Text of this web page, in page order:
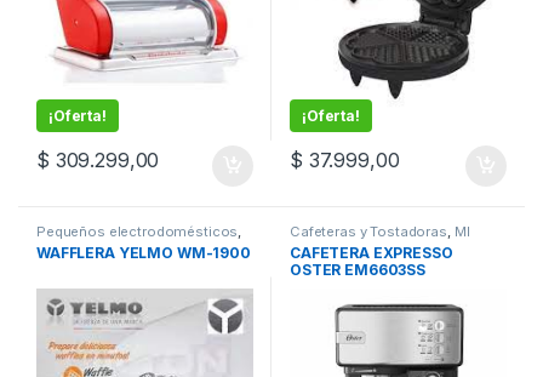
¡Oferta!
$ 309.299,00
¡Oferta!
$ 37.999,00
Pequeños electrodomésticos
Sandwicheras y Wafleras
WAFFLERA YELMO WM-1900
Cafeteras y Tostadoras MI
CASA,Pequeños
electrodomésticos
CAFETERA EXPRESSO
OSTER EM6603SS
ADAPTADOR PARA
CAPSULAS